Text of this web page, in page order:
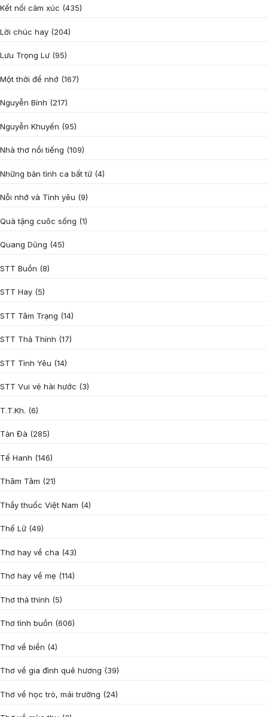
Kết nối cảm xúc (435)
Lời chúc hay (204)
Lưu Trọng Lư (95)
Một thời để nhớ (167)
Nguyễn Bính (217)
Nguyễn Khuyến (95)
Nhà thơ nổi tiếng (109)
Những bản tình ca bất tử (4)
Nỗi nhớ và Tình yêu (9)
Quà tặng cuôc sống (1)
Quang Dũng (45)
STT Buồn (8)
STT Hay (5)
STT Tâm Trạng (14)
STT Thả Thính (17)
STT Tình Yêu (14)
STT Vui vẻ hài hước (3)
T.T.Kh. (6)
Tản Đà (285)
Tế Hanh (146)
Thâm Tâm (21)
Thầy thuốc Việt Nam (4)
Thế Lữ (49)
Thơ hay về cha (43)
Thơ hay về mẹ (114)
Thơ thả thính (5)
Thơ tình buồn (606)
Thơ về biển (4)
Thơ về gia đình quê hương (39)
Thơ về học trò, mái trường (24)